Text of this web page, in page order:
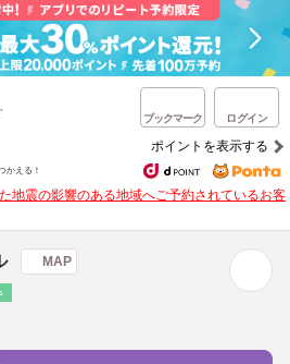
ブックマーク ログイン
ポイントを表示する
かえる！
地震の影響のある地域へご予約されているお客
MAP